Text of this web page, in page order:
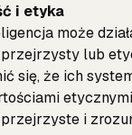
i etyka
może
lub
się, że ich
i